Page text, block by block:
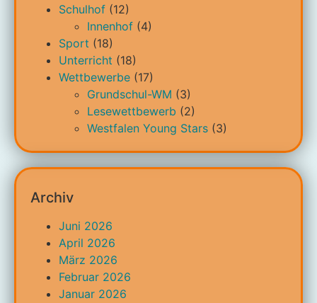
Schulhof (12)
Innenhof (4)
Sport (18)
Unterricht (18)
Wettbewerbe (17)
Grundschul-WM (3)
Lesewettbewerb (2)
Westfalen Young Stars (3)
Archiv
Juni 2026
April 2026
März 2026
Februar 2026
Januar 2026